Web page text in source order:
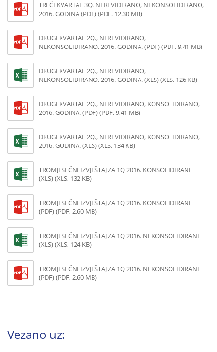
TREĆI KVARTAL 3Q, NEREVIDIRANO, NEKONSOLIDIRANO,
2016. GODINA (PDF) (PDF, 12,30 MB)
DRUGI KVARTAL 2Q., NEREVIDIRANO,
NEKONSOLIDIRANO, 2016. GODINA. (PDF) (PDF, 9,41 MB)
DRUGI KVARTAL 2Q., NEREVIDIRANO,
NEKONSOLIDIRANO, 2016. GODINA. (XLS) (XLS, 126 KB)
DRUGI KVARTAL 2Q., NEREVIDIRANO, KONSOLIDIRANO,
2016. GODINA. (PDF) (PDF, 9,41 MB)
DRUGI KVARTAL 2Q., NEREVIDIRANO, KONSOLIDIRANO,
2016. GODINA. (XLS) (XLS, 134 KB)
TROMJESEČNI IZVJEŠTAJ ZA 1Q 2016. KONSOLIDIRANI
(XLS) (XLS, 132 KB)
TROMJESEČNI IZVJEŠTAJ ZA 1Q 2016. KONSOLIDIRANI
(PDF) (PDF, 2,60 MB)
TROMJESEČNI IZVJEŠTAJ ZA 1Q 2016. NEKONSOLIDIRANI
(XLS) (XLS, 124 KB)
TROMJESEČNI IZVJEŠTAJ ZA 1Q 2016. NEKONSOLIDIRANI
(PDF) (PDF, 2,60 MB)
Vezano uz: